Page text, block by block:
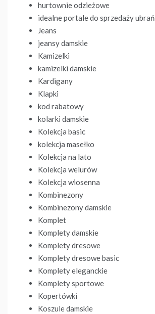
hurtownie odzieżowe
idealne portale do sprzedaży ubrań
Jeans
jeansy damskie
Kamizelki
kamizelki damskie
Kardigany
Klapki
kod rabatowy
kolarki damskie
Kolekcja basic
kolekcja masełko
Kolekcja na lato
Kolekcja welurów
Kolekcja wiosenna
Kombinezony
Kombinezony damskie
Komplet
Komplety damskie
Komplety dresowe
Komplety dresowe basic
Komplety eleganckie
Komplety sportowe
Kopertówki
Koszule damskie